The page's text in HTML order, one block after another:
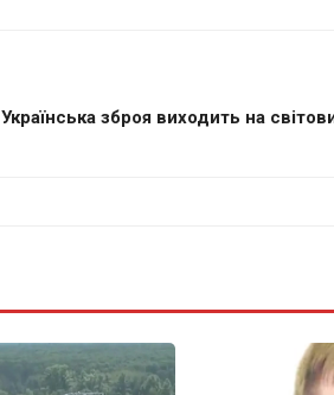
Українська зброя виходить на